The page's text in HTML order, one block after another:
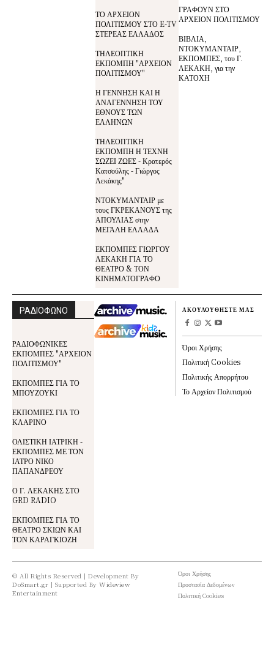
ΤΟ ΑΡΧΕΙΟΝ
ΠΟΛΙΤΙΣΜΟΥ ΣΤΟ E-TV
ΣΤΕΡΕΑΣ ΕΛΛΑΔΟΣ
ΤΗΛΕΟΠΤΙΚΗ
ΕΚΠΟΜΠΗ "ΑΡΧΕΙΟΝ
ΠΟΛΙΤΙΣΜΟΥ"
Η ΓΕΝΝΗΣΗ ΚΑΙ Η
ΑΝΑΓΕΝΝΗΣΗ ΤΟΥ
ΕΘΝΟΥΣ ΤΩΝ
ΕΛΛΗΝΩΝ
ΤΗΛΕΟΠΤΙΚΗ
ΕΚΠΟΜΠΗ Η ΤΕΧΝΗ
ΣΩΖΕΙ ΖΩΕΣ - Κρατερός
Κατσούλης - Γιώργος
Λεκάκης"
ΝΤΟΚΥΜΑΝΤΑΙΡ με
τους ΓΚΡΕΚΑΝΟΥΣ της
ΑΠΟΥΛΙΑΣ στην
ΜΕΓΑΛΗ ΕΛΛΑΔΑ
ΕΚΠΟΜΠΕΣ ΓΙΩΡΓΟΥ
ΛΕΚΑΚΗ ΓΙΑ ΤΟ
ΘΕΑΤΡΟ & ΤΟΝ
ΚΙΝΗΜΑΤΟΓΡΑΦΟ
ΓΡΑΦΟΥΝ ΣΤΟ
ΑΡΧΕΙΟΝ ΠΟΛΙΤΙΣΜΟΥ
ΒΙΒΛΙΑ,
ΝΤΟΚΥΜΑΝΤΑΙΡ,
ΕΚΠΟΜΠΕΣ, του Γ.
ΛΕΚΑΚΗ, για την
ΚΑΤΟΧΗ
ΡΑΔΙΟΦΩΝΟ
ΡΑΔΙΟΦΩΝΙΚΕΣ
ΕΚΠΟΜΠΕΣ "ΑΡΧΕΙΟΝ
ΠΟΛΙΤΙΣΜΟΥ"
ΕΚΠΟΜΠΕΣ ΓΙΑ ΤΟ
ΜΠΟΥΖΟΥΚΙ
ΕΚΠΟΜΠΕΣ ΓΙΑ ΤΟ
ΚΛΑΡΙΝΟ
ΟΛΙΣΤΙΚΗ ΙΑΤΡΙΚΗ -
ΕΚΠΟΜΠΕΣ ΜΕ ΤΟΝ
ΙΑΤΡΟ ΝΙΚΟ
ΠΑΠΑΝΔΡΕΟΥ
Ο Γ. ΛΕΚΑΚΗΣ ΣΤΟ
GRD RADIO
ΕΚΠΟΜΠΕΣ ΓΙΑ ΤΟ
ΘΕΑΤΡΟ ΣΚΙΩΝ ΚΑΙ
ΤΟΝ ΚΑΡΑΓΚΙΟΖΗ
ΑΚΟΥΛΟΥΘΗΣΤΕ ΜΑΣ
Όροι Χρήσης
Πολιτική Cookies
Πολιτικής Απορρήτου
Το Αρχείον Πολιτισμού
© All Rights Reserved | Development By
DoSmart.gr | Supported By Wideview
Entertainment
Όροι Χρήσης
Προστασία Δεδομένων
Πολιτική Cookies